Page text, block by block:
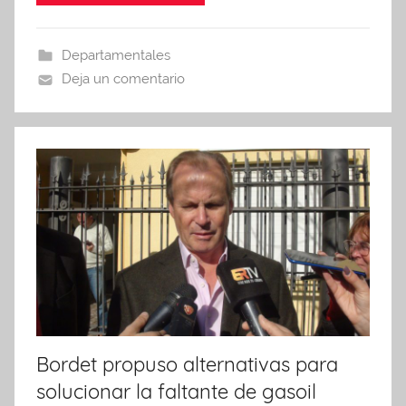
b
o
o
k
A
p
p
tir
Departamentales
Deja un comentario
Bordet propuso alternativas para
solucionar la faltante de gasoil